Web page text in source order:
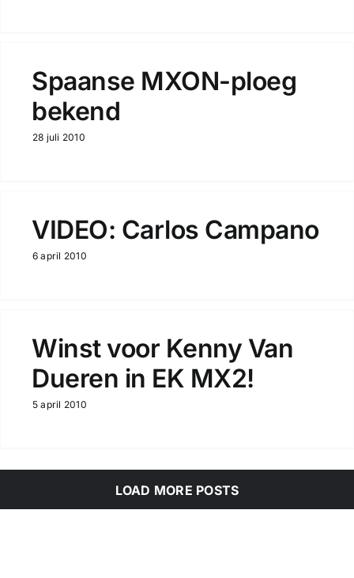
Spaanse MXON-ploeg
bekend
28 juli 2010
VIDEO: Carlos Campano
6 april 2010
Winst voor Kenny Van
Dueren in EK MX2!
5 april 2010
LOAD MORE POSTS